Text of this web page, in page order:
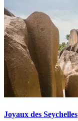
Joyaux des Seychelles